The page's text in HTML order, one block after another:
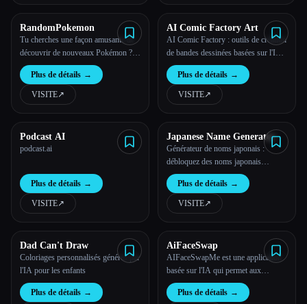
RandomPokemon
Tu cherches une façon amusante de
découvrir de nouveaux Pokémon ?
Essaie notre générateur de Pokémon
aléatoires et commence ton aventure
dès aujourd'hui !
Plus de détails →
VISITE↗︎
AI Comic Factory Art
AI Comic Factory : outils de création
de bandes dessinées basées sur l'IA
en ligne gratuits
Plus de détails →
VISITE↗︎
Podcast AI
podcast.ai
Plus de détails →
VISITE↗︎
Japanese Name Generator
Générateur de noms japonais :
débloquez des noms japonais
authentiques grâce à la magie de l'IA
en un clic.
Plus de détails →
VISITE↗︎
Dad Can't Draw
Coloriages personnalisés générés par
l'IA pour les enfants
Plus de détails →
AiFaceSwap
AIFaceSwapMe est une application
basée sur l'IA qui permet aux
utilisateurs de créer des vidéos
amusantes d'échange de visages sans
Plus de détails →